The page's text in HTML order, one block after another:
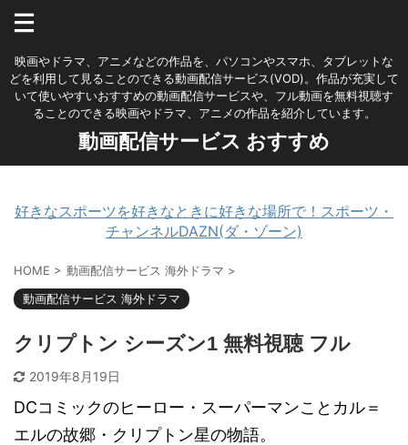
映画やドラマ、アニメなどの作品を、パソコンやスマホ、タブレットな
どを利用して見ることのできる動画配信サービス(VOD)。作品が充実して
いて使いやすいおすすめの動画配信サービスや、フル動画を無料視聴す
ることのできる映画やドラマ、アニメの作品を紹介しています。
動画配信サービス おすすめ
好きなスポーツを好きなときに好きな場所で！スポーツ・
チャンネルDAZN(ダ・ゾーン)
HOME > 動画配信サービス 海外ドラマ >
動画配信サービス 海外ドラマ
クリプトン シーズン1 無料視聴 フル
2019年8月19日
DCコミックのヒーロー・スーパーマンことカル＝
エルの故郷・クリプトン星の物語。